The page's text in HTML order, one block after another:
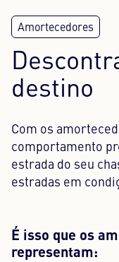
destino
Com os
comportamento
estrada do seu
estradas em
É isso que os
representam: